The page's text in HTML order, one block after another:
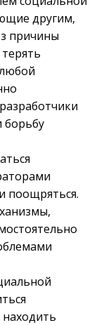
другим,
причины
борьбу
поощряться.